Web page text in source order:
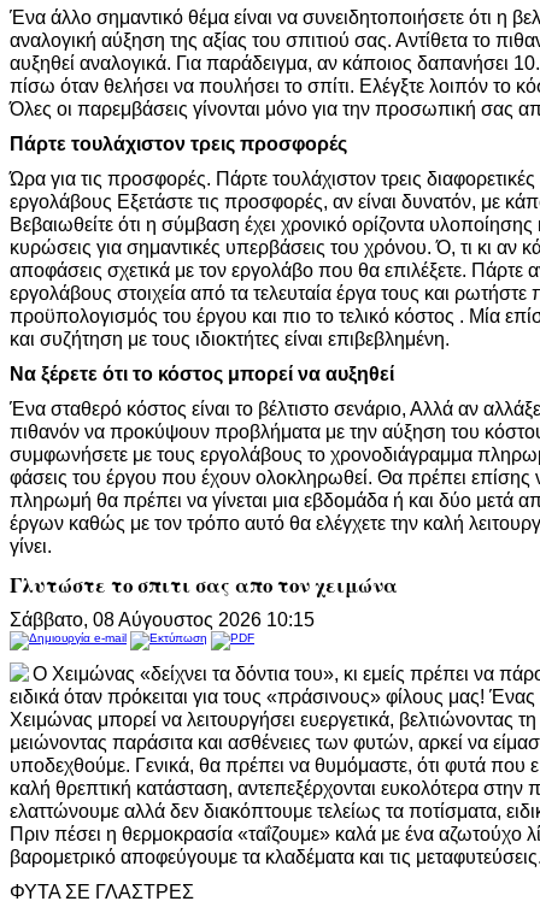
Ένα άλλο σημαντικό θέμα είναι να συνειδητοποιήσετε ότι η
αναλογική αύξηση της αξίας του σπιτιού σας. Αντίθετα το
αυξηθεί αναλογικά. Για παράδειγμα, αν κάποιος δαπανήσει
πίσω όταν θελήσει να πουλήσει το σπίτι. Ελέγξτε λοιπόν το
Όλες οι παρεμβάσεις γίνονται μόνο για την προσωπική σας
Πάρτε τουλάχιστον τρεις προσφορές
Ώρα για τις προσφορές. Πάρτε τουλάχιστον τρεις
εργολάβους Εξετάστε τις προσφορές, αν είναι δυνατόν, με
Βεβαιωθείτε ότι η σύμβαση έχει χρονικό ορίζοντα υλοποίησης
κυρώσεις για σημαντικές υπερβάσεις του χρόνου. Ό, τι κι αν
αποφάσεις σχετικά με τον εργολάβο που θα επιλέξετε. Πάρτε
εργολάβους στοιχεία από τα τελευταία έργα τους και ρωτήστε
προϋπολογισμός του έργου και πιο το τελικό κόστος . Μία
και συζήτηση με τους ιδιοκτήτες είναι επιβεβλημένη.
Να ξέρετε ότι το κόστος μπορεί να αυξηθεί
Ένα σταθερό κόστος είναι το βέλτιστο σενάριο, Αλλά αν
πιθανόν να προκύψουν προβλήματα με την αύξηση του
συμφωνήσετε με τους εργολάβους το χρονοδιάγραμμα
φάσεις του έργου που έχουν ολοκληρωθεί. Θα πρέπει επίσης
πληρωμή θα πρέπει να γίνεται μια εβδομάδα ή και δύο μετά
έργων καθώς με τον τρόπο αυτό θα ελέγχετε την καλή
γίνει.
Γλυτώστε το σπιτι σας απο τον χειμώνα
Σάββατο, 08 Αύγουστος 2026 10:15
Ο Χειμώνας «δείχνει τα δόντια του», κι εμείς πρέπει να
ειδικά όταν πρόκειται για τους «πράσινους» φίλους μας!
Χειμώνας μπορεί να λειτουργήσει ευεργετικά, βελτιώνοντας
μειώνοντας παράσιτα και ασθένειες των φυτών, αρκεί να
υποδεχθούμε. Γενικά, θα πρέπει να θυμόμαστε, ότι φυτά που
καλή θρεπτική κατάσταση, αντεπεξέρχονται ευκολότερα στην
ελαττώνουμε αλλά δεν διακόπτουμε τελείως τα ποτίσματα,
Πριν πέσει η θερμοκρασία «ταΐζουμε» καλά με ένα αζωτούχο
βαρομετρικό αποφεύγουμε τα κλαδέματα και τις
ΦΥΤΑ ΣΕ ΓΛΑΣΤΡΕΣ